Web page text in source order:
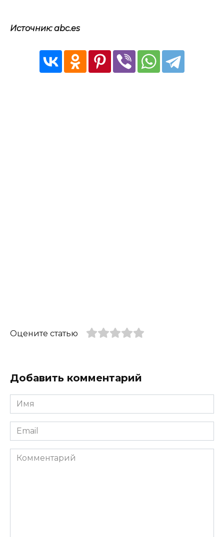
Источник: abc.es
Оцените статью
Добавить комментарий
Имя
*
Email
*
Комментарий